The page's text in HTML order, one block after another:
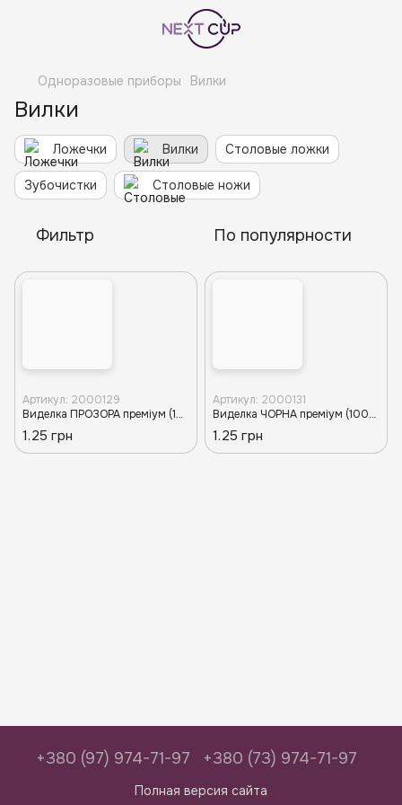
Одноразовые приборы Вилки
Вилки
Ложечки Вилки Столовые ложки
Зубочистки Столовые ножи
Фильтр По популярности
Артикул: 2000129
Виделка ПРОЗОРА преміум (100/40/4000) TR
1.25 грн
Артикул: 2000131
Виделка ЧОРНА преміум (100/40/4000) TR
1.25 грн
+380 (97) 974-71-97 +380 (73) 974-71-97
Полная версия сайта